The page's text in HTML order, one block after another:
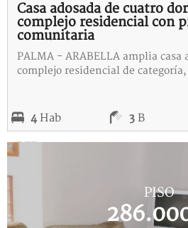
Casa adosada de cuatro
complejo residencial con
comunitaria
PALMA - ARABELLA amplia casa
complejo residencial de
4 Hab 3 B
PISO